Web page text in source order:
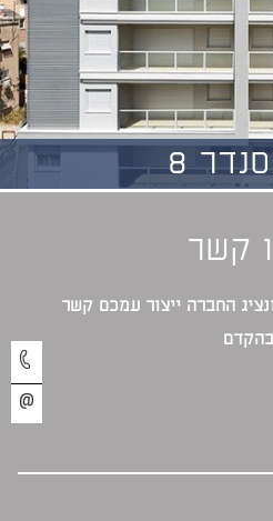
8
קשר
החברה ייצור עמכם קשר
בהקדם‎